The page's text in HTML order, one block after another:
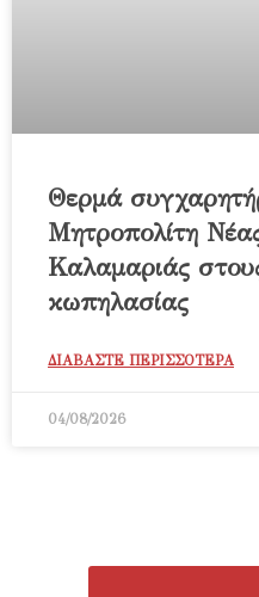
Θερμά
Μητροπολίτη
Καλαμαριάς
κωπηλασίας
ΔΙΑΒΑΣΤΕ ΠΕΡΙΣΣΟΤΕΡΑ
04/08/2026